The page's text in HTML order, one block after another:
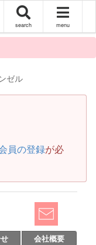
search menu
ゼル
員の登録が必
会社概要